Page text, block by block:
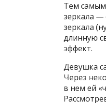
Тем самым
зеркала —
зеркала
длинную
эффект.
Девушка
Через
в нем ей